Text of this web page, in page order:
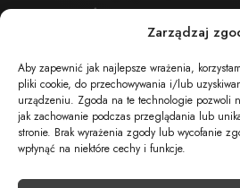
Zarządzaj
Aby zapewnić jak najlepsze wrażenia,
pliki cookie, do przechowywania i/lub
urządzeniu. Zgoda na te technologie pozwoli
jak zachowanie podczas przeglądania lub
stronie. Brak wyrażenia zgody lub wycofanie
wpłynąć na niektóre cechy i funkcje.
Przemienienia
Żywiec, ul.
Wyprowadzenie do
Cmentarz:Cmentarz
Żywiec, ul.